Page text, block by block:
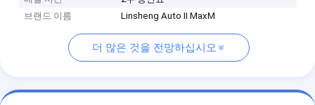
브랜드 이름
Linsheng Auto II MaxM
더 많은 것을 전망하십시오